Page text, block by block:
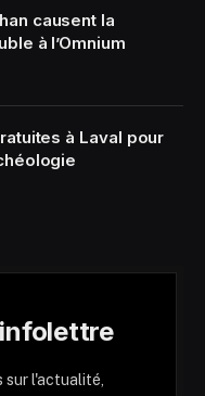
causent la
à l’Omnium
à Laval pour
sur l'actualité,